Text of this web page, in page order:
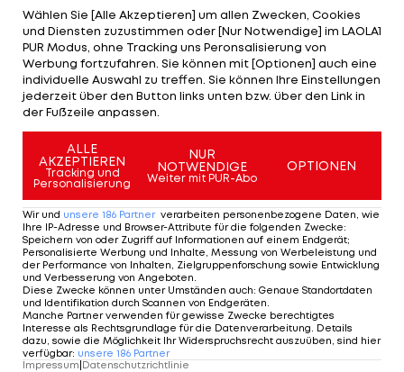
Nationen Europas auf. Im Finale setzt sich die rot-
weiß-rote Auswahl am Samstagabend gegen
Polen mit 4:2 durch. Die Damen-Mannschaft des
ÖHV muss sich in Alexin (Russland) hingegen mit
dem letzten Platz begnügen und steigt daher in
die C-Division ab.
Mehr zum Thema
Wählen Sie [Alle Akzeptieren] um allen Zwecken, Cookies
und Diensten zuzustimmen oder [Nur Notwendige] im LAOLA1
PUR Modus, ohne Tracking uns Peronsalisierung von
Werbung fortzufahren. Sie können mit [Optionen] auch eine
individuelle Auswahl zu treffen. Sie können Ihre Einstellungen
jederzeit über den Button links unten bzw. über den Link in
der Fußzeile anpassen.
ALLE
AKZEPTIEREN
Tracking und
Personalisierung
NUR
NOTWENDIGE
Weiter mit PUR-Abo
OPTIONEN
Wir und unsere 186 Partner verarbeiten personenbezogene Daten, wie
Ihre IP-Adresse und Browser-Attribute für die folgenden Zwecke:
Speichern von oder Zugriff auf Informationen auf einem Endgerät;
Personalisierte Werbung und Inhalte, Messung von Werbeleistung und
der Performance von Inhalten, Zielgruppenforschung sowie Entwicklung
und Verbesserung von Angeboten.
Diese Zwecke können unter Umständen auch: Genaue Standortdaten
und Identifikation durch Scannen von Endgeräten.
Manche Partner verwenden für gewisse Zwecke berechtigtes
Interesse als Rechtsgrundlage für die Datenverarbeitung. Details
dazu, sowie die Möglichkeit Ihr Widerspruchsrecht auszuüben, sind hier
verfügbar: unsere 186 Partner
Impressum Datenschutzrichtlinie